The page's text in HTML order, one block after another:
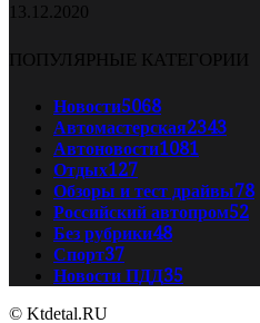
13.12.2020
ПОПУЛЯРНЫЕ КАТЕГОРИИ
Новости5068
Автомастерская2343
Автоновости1081
Отдых127
Обзоры и тест драйвы78
Российский автопром52
Без рубрики48
Спорт37
Новости ПДД35
© Ktdetal.RU